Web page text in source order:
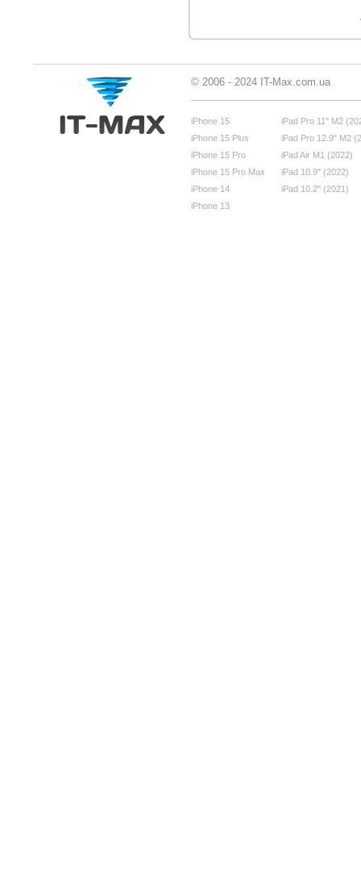
© 2006 - 2024 IT-Max.com.ua
iPhone 15
iPhone 15 Plus
iPhone 15 Pro
iPhone 15 Pro Max
iPhone 14
iPhone 13
iPad Pro 11" M2
iPad Pro 12.9" M2
iPad Air M1 (2022)
iPad 10.9" (2022)
iPad 10.2" (2021)